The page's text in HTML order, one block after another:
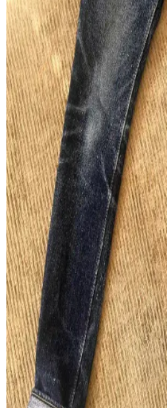
dayanıklılık özellikleri
seçimi denim deneyimini
Omoto 0611 15.5oz
Japon Selvedge
Omoto'nun 0611 modeli,
Japon selvedge deniminde
pamuk karışımı ve detaylara
sağlanıyor.
Raw Denim ve Sahte
D'Artisan Örneği ve
Raw denim sektöründe sahte
markalarda alıcıların orijinallik
Güvenilir satıcı seçimi ve
Wingman Denim 23oz
Asya'nın Ham Denim
Wingman Denim'in 23oz keten
solma süreciyle ham denim
seçenekleri ve tasarım
konumunu etkiliyor.